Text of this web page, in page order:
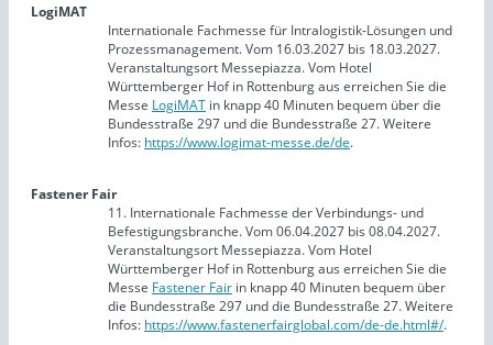
LogiMAT
Internationale Fachmesse für Intralogistik-Lösungen und
Prozessmanagement. Vom 16.03.2027 bis 18.03.2027.
Veranstaltungsort Messepiazza. Vom Hotel
Württemberger Hof in Rottenburg aus erreichen Sie die
Messe LogiMAT in knapp 40 Minuten bequem über die
Bundesstraße 297 und die Bundesstraße 27. Weitere
Infos: https://www.logimat-messe.de/de.
Fastener Fair
11. Internationale Fachmesse der Verbindungs- und
Befestigungsbranche. Vom 06.04.2027 bis 08.04.2027.
Veranstaltungsort Messepiazza. Vom Hotel
Württemberger Hof in Rottenburg aus erreichen Sie die
Messe Fastener Fair in knapp 40 Minuten bequem über
die Bundesstraße 297 und die Bundesstraße 27. Weitere
Infos: https://www.fastenerfairglobal.com/de-de.html#/.